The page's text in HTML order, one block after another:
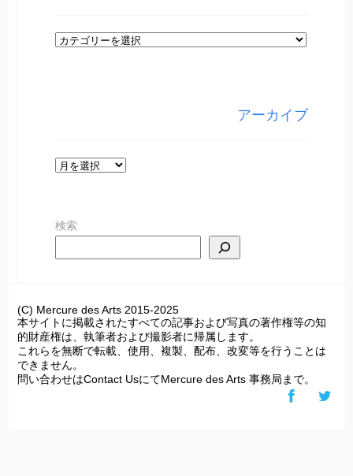
カ
アーカイブ
ア
イ
検索
(C) Mercure des Arts 2015-2025
本サイトに掲載されたすべての記事および写真の著作権等の知
的財産権は、執筆者および撮影者に帰属します。
これらを無断で転載、使用、複製、配布、改変等を行うことは
できません。
問い合わせはContact UsにてMercure des Arts 事務局まで。